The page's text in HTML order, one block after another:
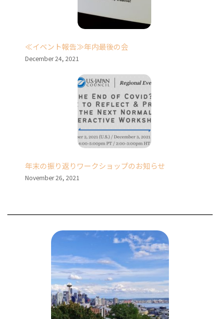
≪イベント報告≫年内最後の会
December 24, 2021
年末の振り返りワークショップのお知らせ
November 26, 2021